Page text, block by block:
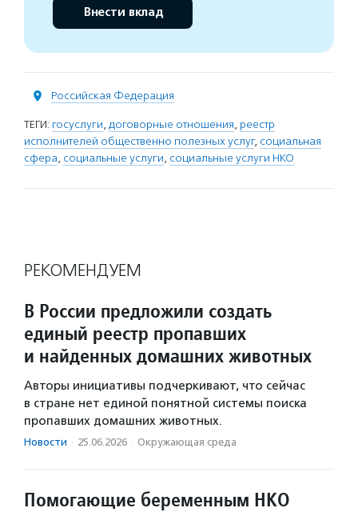
Внести вклад
Российская Федерация
ТЕГИ: госуслуги, договорные отношения, реестр
исполнителей общественно полезных услуг, социальная
сфера, социальные услуги, социальные услуги НКО
РЕКОМЕНДУЕМ
В России предложили создать
единый реестр пропавших
и найденных домашних животных
Авторы инициативы подчеркивают, что сейчас
в стране нет единой понятной системы поиска
пропавших домашних животных.
Новости · 25.06.2026 · Окружающая среда
Помогающие беременным НКО